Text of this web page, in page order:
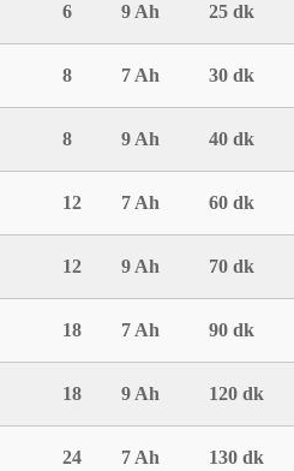
6 9 Ah 25 dk
8 7 Ah 30 dk
8 9 Ah 40 dk
12 7 Ah 60 dk
12 9 Ah 70 dk
18 7 Ah 90 dk
18 9 Ah 120 dk
24 7 Ah 130 dk